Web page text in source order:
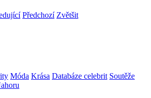
Předchozí Zvětšit
Móda Krása Databáze celebrit Soutěže